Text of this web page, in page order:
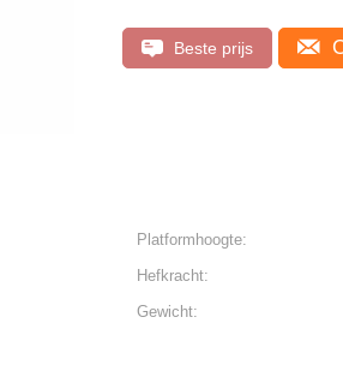
Beste prijs
Platformhoogte:
Hefkracht:
Gewicht: